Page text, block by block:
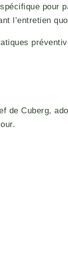
l’entretien
de Cuberg,